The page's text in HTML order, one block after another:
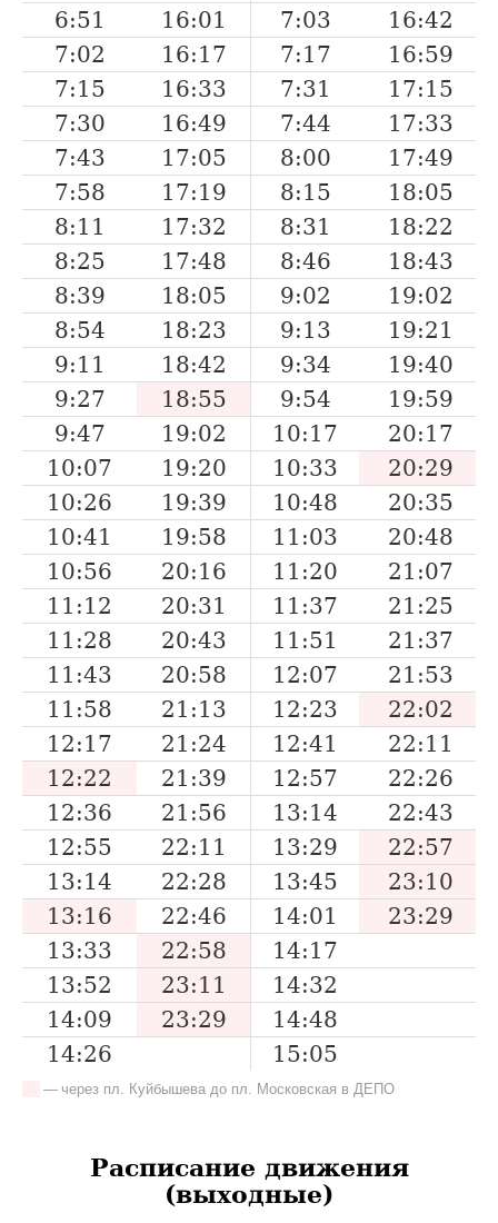
6:51
16:01 7:03
16:42
7:02
16:17 7:17
16:59
7:15
16:33 7:31
17:15
7:30
16:49 7:44
17:33
7:43
17:05 8:00
17:49
7:58
17:19 8:15
18:05
8:11
17:32 8:31
18:22
8:25
17:48 8:46
18:43
8:39
18:05 9:02
19:02
8:54
18:23 9:13
19:21
9:11
18:42 9:34
19:40
9:27
18:55 9:54
19:59
9:47
19:02 10:17
20:17
10:07
19:20 10:33
20:29
10:26
19:39 10:48
20:35
10:41
19:58 11:03
20:48
10:56
20:16 11:20
21:07
11:12
20:31 11:37
21:25
11:28
20:43 11:51
21:37
11:43
20:58 12:07
21:53
11:58
21:13 12:23
22:02
12:17
21:24 12:41
22:11
12:22
21:39 12:57
22:26
12:36
21:56 13:14
22:43
12:55
22:11 13:29
22:57
13:14
22:28 13:45
23:10
13:16
22:46 14:01
23:29
13:33
22:58
14:17
13:52
23:11
14:32
14:09
23:29
14:48
14:26
15:05
— через пл. Куйбышева до пл. Московская в ДЕПО
Расписание движения
(выходные)